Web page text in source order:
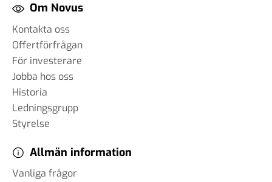
Om Novus
Kontakta oss
Offertförfrågan
För investerare
Jobba hos oss
Historia
Ledningsgrupp
Styrelse
Allmän information
Vanliga frågor